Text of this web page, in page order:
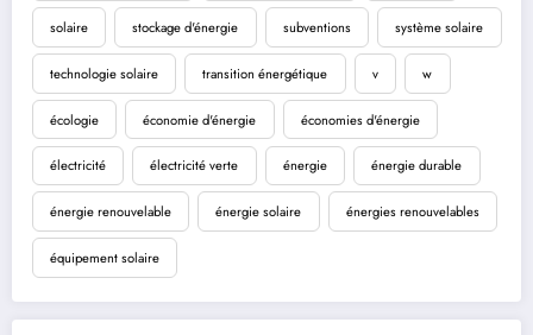
solaire stockage d'énergie subventions système solaire
technologie solaire transition énergétique v w
écologie économie d'énergie économies d'énergie
électricité électricité verte énergie énergie durable
énergie renouvelable énergie solaire énergies renouvelables
équipement solaire